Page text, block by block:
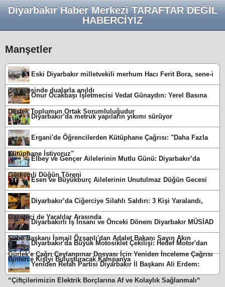
Diyarbakır Haber Merkezi TARAFTAR DEĞİL
HABERCİYİZ
Manşetler
Eski Diyarbakır milletvekili merhum Hacı Ferit Bora, sene-i
devriyesinde dualarla anıldı
Onur Ocakbaşı İşletmecisi Vedat Günaydın: Yerel Basına
Destek Toplumun Ortak Sorumluluğudur
Diyarbakır’da metruk yapıların yıkımı sürüyor
Ergani'de Öğrencilerden Kütüphane Çağrısı: "Daha Fazla
Kütüphane İstiyoruz"
Elbey ve Gençer Ailelerinin Mutlu Günü: Diyarbakır’da
Görkemli Düğün Töreni
Esen ve Büyükburç Ailelerinin Unutulmaz Düğün Gecesi
Diyarbakır’da Ciğerciye Silahlı Saldırı: 3 Kişi Yaralandı,
Gazeteci de Yaralılar Arasında
Diyarbakırlı İş İnsanı ve Önceki Dönem Diyarbakır MÜSİAD
Şube Başkanı İsmail Özşanlı'dan Adalet Bakanı Sayın Akın
Gürlek'e Çağrı Ceylanpınar Dosyası İçin Yeniden İnceleme Çağrısı
Diyarbakır'da Büyük Motosiklet Çekilişi: Hedef Motor'dan
Binlerce Kişiyi Buluşturacak Kampanya
Yeniden Refah Partisi Diyarbakır İl Başkanı Ali Erdem:
“Çiftçilerimizin Elektrik Borçlarına Af ve Kolaylık Sağlanmalı“